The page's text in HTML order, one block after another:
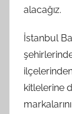
alacağız.
İstanbul
kitlelerine